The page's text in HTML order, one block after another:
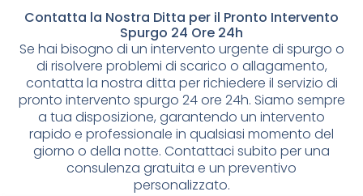
Contatta la Nostra Ditta per il Pronto Intervento
Spurgo 24 Ore 24h
Se hai bisogno di un intervento urgente di spurgo o
di risolvere problemi di scarico o allagamento,
contatta la nostra ditta per richiedere il servizio di
pronto intervento spurgo 24 ore 24h. Siamo sempre
a tua disposizione, garantendo un intervento
rapido e professionale in qualsiasi momento del
giorno o della notte. Contattaci subito per una
consulenza gratuita e un preventivo
personalizzato.